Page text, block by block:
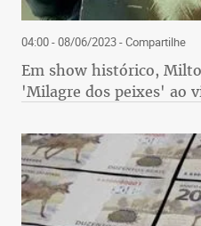
04:00 - 08/06/2023- Compartilhe
Em show histórico,
'Milagre dos peixes' ao